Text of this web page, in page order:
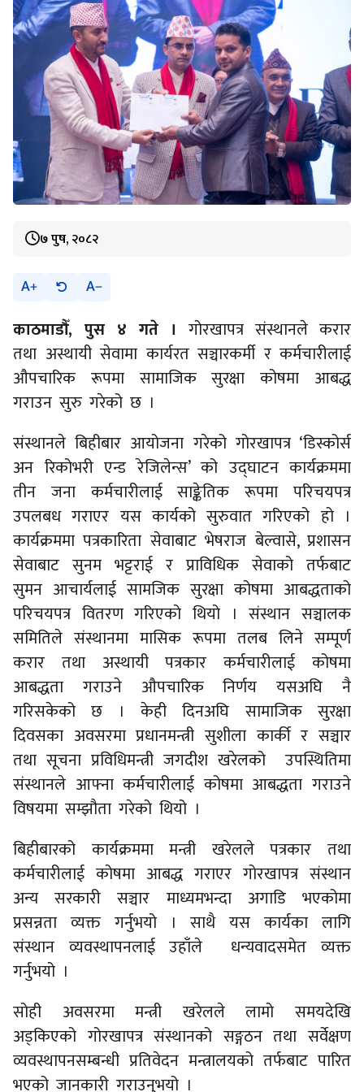
७ पुष, २०८२
A A
काठमाडौँ, पुस ४ गते । गोरखापत्र संस्थानले करार
तथा अस्थायी सेवामा कार्यरत सञ्चारकर्मी र कर्मचारीलाई
औपचारिक रूपमा सामाजिक सुरक्षा कोषमा आबद्ध
गराउन सुरु गरेको छ ।
संस्थानले बिहीबार आयोजना गरेको गोरखापत्र ‘डिस्कोर्स
अन रिकोभरी एन्ड रेजिलेन्स’ को उद्घाटन कार्यक्रममा
तीन जना कर्मचारीलाई साङ्केतिक रूपमा परिचयपत्र
उपलबध गराएर यस कार्यको सुरुवात गरिएको हो ।
कार्यक्रममा पत्रकारिता सेवाबाट भेषराज बेल्वासे, प्रशासन
सेवाबाट सुनम भट्टराई र प्राविधिक सेवाको तर्फबाट
सुमन आचार्यलाई सामजिक सुरक्षा कोषमा आबद्धताको
परिचयपत्र वितरण गरिएको थियो । संस्थान सञ्चालक
समितिले संस्थानमा मासिक रूपमा तलब लिने सम्पूर्ण
करार तथा अस्थायी पत्रकार कर्मचारीलाई कोषमा
आबद्धता गराउने औपचारिक निर्णय यसअघि नै
गरिसकेको छ । केही दिनअघि सामाजिक सुरक्षा
दिवसका अवसरमा प्रधानमन्त्री सुशीला कार्की र सञ्चार
तथा सूचना प्रविधिमन्त्री जगदीश खरेलको उपस्थितिमा
संस्थानले आफ्ना कर्मचारीलाई कोषमा आबद्धता गराउने
विषयमा सम्झौता गरेको थियो ।
बिहीबारको कार्यक्रममा मन्त्री खरेलले पत्रकार तथा
कर्मचारीलाई कोषमा आबद्ध गराएर गोरखापत्र संस्थान
अन्य सरकारी सञ्चार माध्यमभन्दा अगाडि भएकोमा
प्रसन्नता व्यक्त गर्नुभयो । साथै यस कार्यका लागि
संस्थान व्यवस्थापनलाई उहाँले धन्यवादसमेत व्यक्त
गर्नुभयो ।
सोही अवसरमा मन्त्री खरेलले लामो समयदेखि
अड्किएको गोरखापत्र संस्थानको सङ्गठन तथा सर्वेक्षण
व्यवस्थापनसम्बन्धी प्रतिवेदन मन्त्रालयको तर्फबाट पारित
भएको जानकारी गराउनुभयो ।